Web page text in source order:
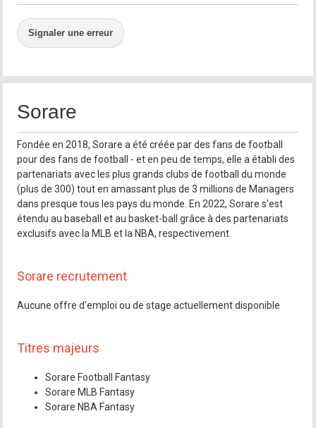
Signaler une erreur
Sorare
Fondée en 2018, Sorare a été créée par des fans de football
pour des fans de football - et en peu de temps, elle a établi des
partenariats avec les plus grands clubs de football du monde
(plus de 300) tout en amassant plus de 3 millions de Managers
dans presque tous les pays du monde. En 2022, Sorare s'est
étendu au baseball et au basket-ball grâce à des partenariats
exclusifs avec la MLB et la NBA, respectivement.
Sorare recrutement
Aucune offre d'emploi ou de stage actuellement disponible
Titres majeurs
Sorare Football Fantasy
Sorare MLB Fantasy
Sorare NBA Fantasy